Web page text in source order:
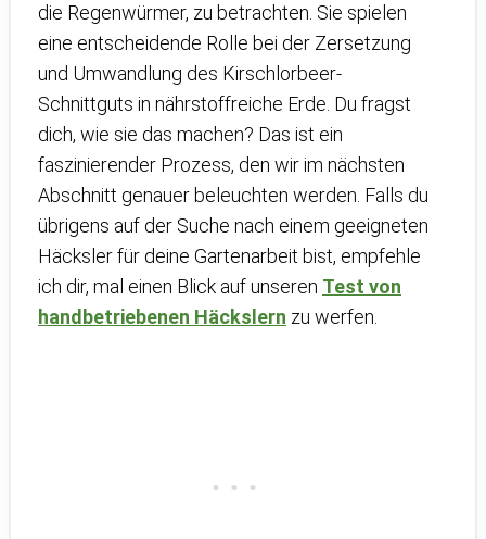
die Regenwürmer, zu betrachten. Sie spielen
eine entscheidende Rolle bei der Zersetzung
und Umwandlung des Kirschlorbeer-
Schnittguts in nährstoffreiche Erde. Du fragst
dich, wie sie das machen? Das ist ein
faszinierender Prozess, den wir im nächsten
Abschnitt genauer beleuchten werden. Falls du
übrigens auf der Suche nach einem geeigneten
Häcksler für deine Gartenarbeit bist, empfehle
ich dir, mal einen Blick auf unseren Test von
handbetriebenen Häckslern zu werfen.